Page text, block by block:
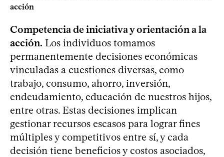
acción
Competencia de iniciativa y orientación a la
acción. Los individuos tomamos
permanentemente decisiones económicas
vinculadas a cuestiones diversas, como
trabajo, consumo, ahorro, inversión,
endeudamiento, educación de nuestros hijos,
entre otras. Estas decisiones implican
gestionar recursos escasos para lograr fines
múltiples y competitivos entre sí, y cada
decisión tiene beneficios y costos asociados,